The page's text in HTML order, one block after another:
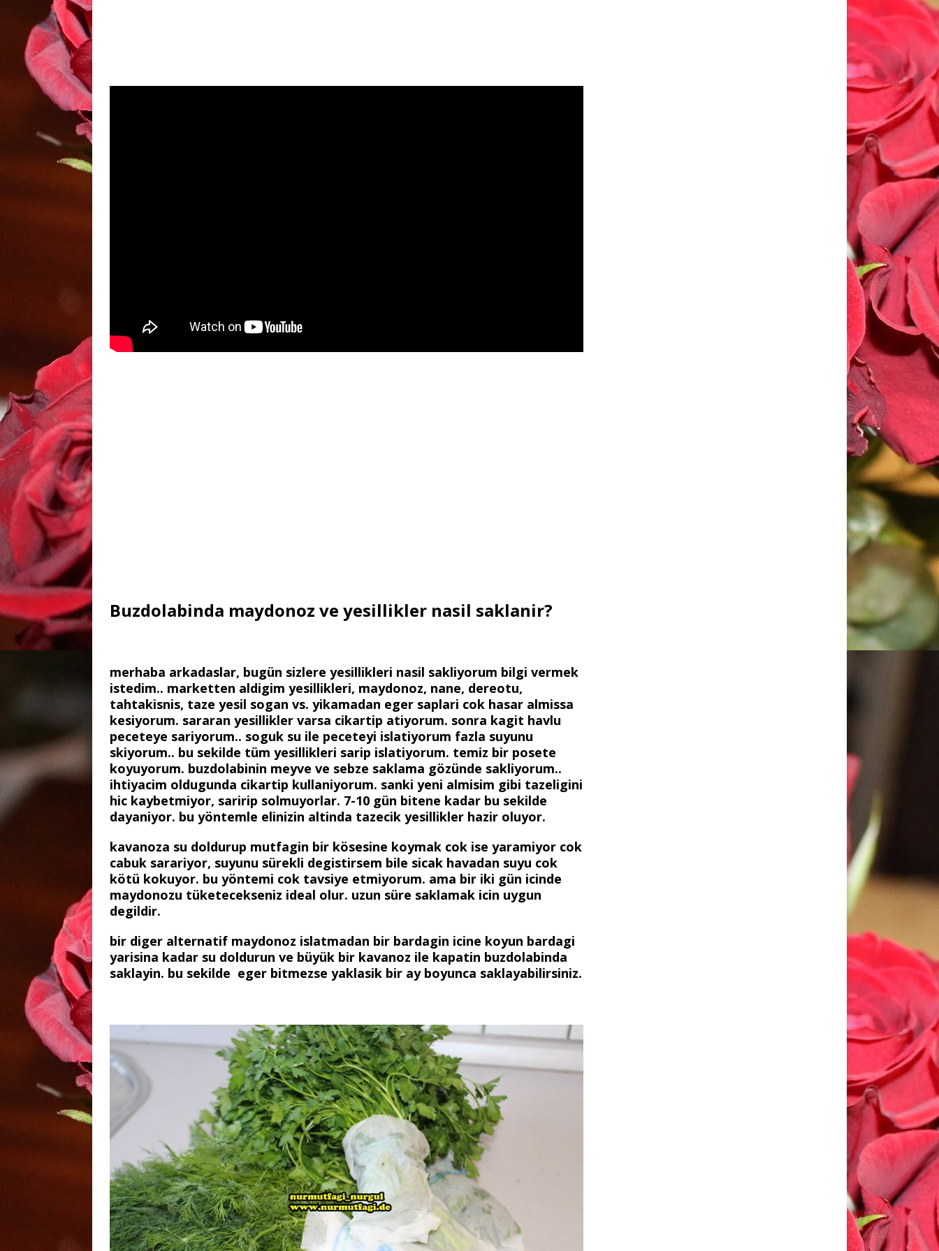
Buzdolabinda maydonoz ve yesillikler nasil saklanir?
merhaba arkadaslar, bugün sizlere yesillikleri nasil sakliyorum bilgi vermek
istedim.. marketten aldigim yesillikleri, maydonoz, nane, dereotu,
tahtakisnis, taze yesil sogan vs. yikamadan eger saplari cok hasar almissa
kesiyorum. sararan yesillikler varsa cikartip atiyorum. sonra kagit havlu
peceteye sariyorum.. soguk su ile peceteyi islatiyorum fazla suyunu
skiyorum.. bu sekilde tüm yesillikleri sarip islatiyorum. temiz bir posete
koyuyorum. buzdolabinin meyve ve sebze saklama gözünde sakliyorum..
ihtiyacim oldugunda cikartip kullaniyorum. sanki yeni almisim gibi tazeligini
hic kaybetmiyor, saririp solmuyorlar. 7-10 gün bitene kadar bu sekilde
dayaniyor. bu yöntemle elinizin altinda tazecik yesillikler hazir oluyor.
kavanoza su doldurup mutfagin bir kösesine koymak cok ise yaramiyor cok
cabuk sarariyor, suyunu sürekli degistirsem bile sicak havadan suyu cok
kötü kokuyor. bu yöntemi cok tavsiye etmiyorum. ama bir iki gün icinde
maydonozu tüketecekseniz ideal olur. uzun süre saklamak icin uygun
degildir.
bir diger alternatif maydonoz islatmadan bir bardagin icine koyun bardagi
yarisina kadar su doldurun ve büyük bir kavanoz ile kapatin buzdolabinda
saklayin. bu sekilde eger bitmezse yaklasik bir ay boyunca saklayabilirsiniz.